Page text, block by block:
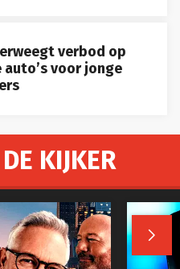
verbod op
auto’s voor jonge
KIJKER
